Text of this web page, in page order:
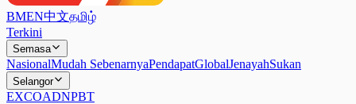
BMEN中文தமிழ்
Terkini
Semasa
NasionalMudah SebenarnyaPendapatGlobalJenayahSukan
Selangor
EXCOADNPBT